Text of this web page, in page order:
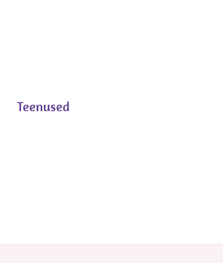
Teenused